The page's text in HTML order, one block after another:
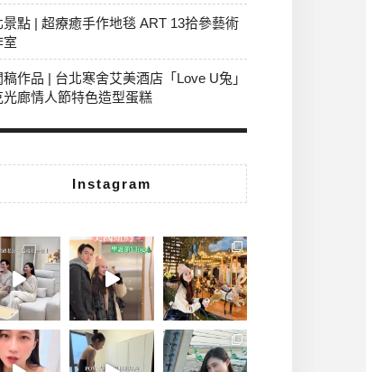
景點 | 超療癒手作地毯 ART 13拾參藝術
室
作品 | 台北寒舍艾美酒店「Love U兔」
光廊情人節特色造型蛋糕
Instagram